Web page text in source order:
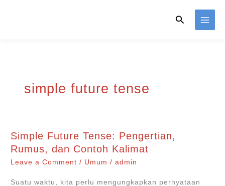
Search
simple future tense
Simple Future Tense: Pengertian,
Rumus, dan Contoh Kalimat
Leave a Comment / Umum /admin
Suatu waktu, kita perlu mengungkapkan pernyataan